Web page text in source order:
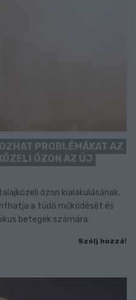
PROBLÉMÁKAT AZ
ÓZON AZ ÚJ
ózon kialakulásának,
a tüdő működését és
betegek számára.
Szólj hozzá!